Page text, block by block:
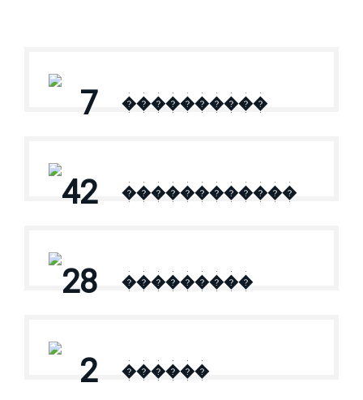
7 ����������
42 ������������
28 ���������
2 ������